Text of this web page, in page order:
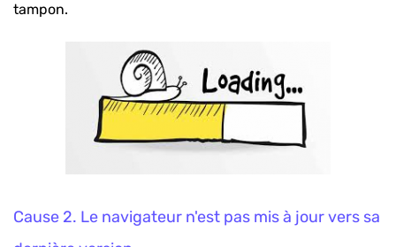
tampon.
Cause 2. Le navigateur n'est pas mis à jour vers sa